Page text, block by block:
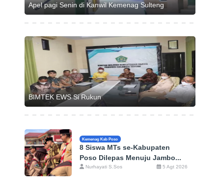
Apel pagi Senin di Kanwil Kemenag Sulteng
BIMTEK EWS Si Rukun
Kemenag Kab Poso
8 Siswa MTs se-Kabupaten
Poso Dilepas Menuju Jambo...
Nurhayati S.Sos 5 Agt 2026